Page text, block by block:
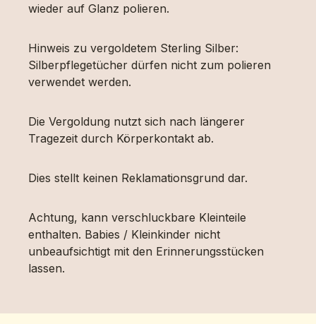
wieder auf Glanz polieren.
Hinweis zu vergoldetem Sterling Silber:
Silberpflegetücher dürfen nicht zum polieren
verwendet werden.
Die Vergoldung nutzt sich nach längerer
Tragezeit durch Körperkontakt ab.
Dies stellt keinen Reklamationsgrund dar.
Achtung, kann verschluckbare Kleinteile
enthalten. Babies / Kleinkinder nicht
unbeaufsichtigt mit den Erinnerungsstücken
lassen.